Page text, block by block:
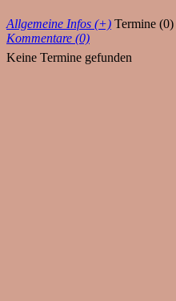
Allgemeine Infos (+) Termine (0)
Kommentare (0)
Keine Termine gefunden